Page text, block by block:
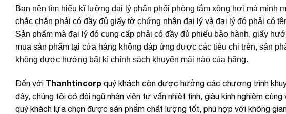
Bạn nên tìm hiểu kĩ lưỡng đại lý phân phối phòng tắm xông hơi mà mình
chắc chắn phải có đầy đủ giấy tờ chứng nhận đại lý và đại lý đó phải có
Sản phẩm mà đại lý đó cung cấp phải có đầy đủ phiếu bảo hành, giấy
mua sản phẩm tại cửa hàng không đáp ứng được các tiêu chi trên, sản
không được hưởng bất kì chính sách khuyến mãi nào của hãng.
Đến với Thanhtincorp quý khách còn được hưởng các chương trình
đây, chúng tôi có đội ngũ nhân viên tư vấn nhiệt tình, giàu kinh nghiệm
quý khách lựa chọn được sản phẩm chất lượng tốt, phù hợp với không